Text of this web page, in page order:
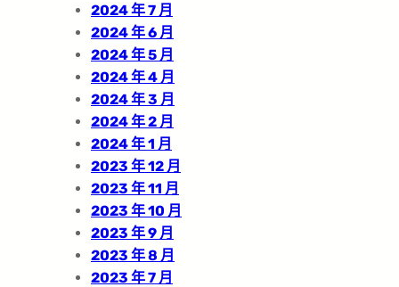
2024 年 7 月
2024 年 6 月
2024 年 5 月
2024 年 4 月
2024 年 3 月
2024 年 2 月
2024 年 1 月
2023 年 12 月
2023 年 11 月
2023 年 10 月
2023 年 9 月
2023 年 8 月
2023 年 7 月